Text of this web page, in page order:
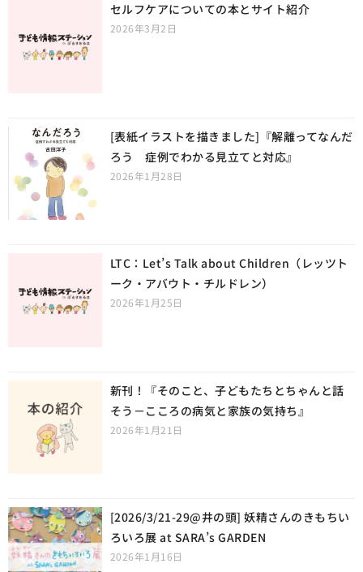
セルフケアについての本とサイト紹介
2026年3月2日
[表紙イラストを描きました]『解離ってなんだ
ろう 症例でわかる見立てと対応』
2026年1月28日
LTC：Let’s Talk about Children（レッツト
ーク・アバウト・チルドレン）
2026年1月25日
新刊！『そのこと、子どもたちとちゃんと話
そう－こころの病気と家族の気持ち』
2026年1月21日
[2026/3/21-29@井の頭] 妖精さんのきもちい
ろいろ展 at SARA’s GARDEN
2026年1月16日